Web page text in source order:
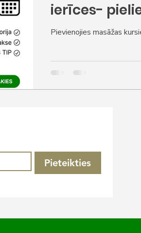
ierīces-
Pievienojies masāžas
Pieteikties